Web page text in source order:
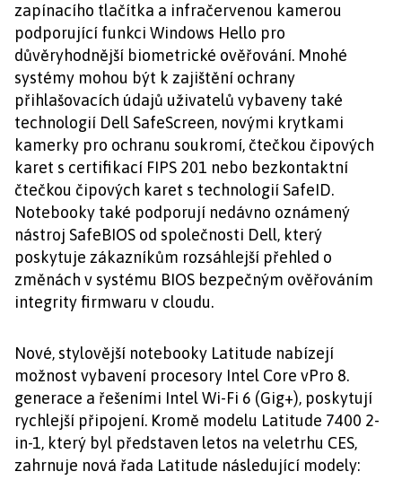
zapínacího tlačítka a infračervenou kamerou
podporující funkci Windows Hello pro
důvěryhodnější biometrické ověřování. Mnohé
systémy mohou být k zajištění ochrany
přihlašovacích údajů uživatelů vybaveny také
technologií Dell SafeScreen, novými krytkami
kamerky pro ochranu soukromí, čtečkou čipových
karet s certifikací FIPS 201 nebo bezkontaktní
čtečkou čipových karet s technologií SafeID.
Notebooky také podporují nedávno oznámený
nástroj SafeBIOS od společnosti Dell, který
poskytuje zákazníkům rozsáhlejší přehled o
změnách v systému BIOS bezpečným ověřováním
integrity firmwaru v cloudu.
Nové, stylovější notebooky Latitude nabízejí
možnost vybavení procesory Intel Core vPro 8.
generace a řešeními Intel Wi-Fi 6 (Gig+), poskytují
rychlejší připojení. Kromě modelu Latitude 7400 2-
in-1, který byl představen letos na veletrhu CES,
zahrnuje nová řada Latitude následující modely: